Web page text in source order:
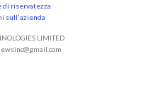
di riservatezza
sull'azienda
LIMITED